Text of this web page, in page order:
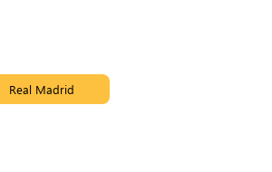
Real Madrid